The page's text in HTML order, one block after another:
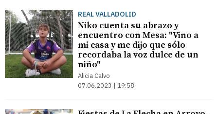
REAL VALLADOLID
Niko cuenta su abrazo y
encuentro con Mesa: "Vino a
mi casa y me dijo que sólo
recordaba la voz dulce de un
niño"
Alicia Calvo
07.06.2023 | 19:58